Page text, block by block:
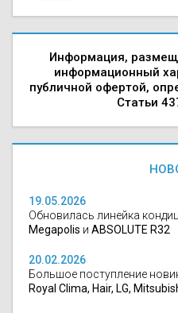
Информация,
информационный
публичной офертой,
Статьи
19.05.2026
Обновилась линейка
Megapolis и ABSOLUTE R32
20.02.2026
Большое поступление
Royal Clima, Hair, LG,